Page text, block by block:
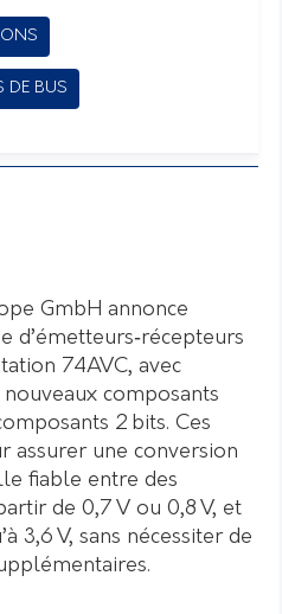
DE BUS
GmbH annonce
d’émetteurs‑récepteurs
74AVC, avec
composants
2 bits. Ces
assurer une conversion
fiable entre des
de 0,7 V ou 0,8 V, et
3,6 V, sans nécessiter de